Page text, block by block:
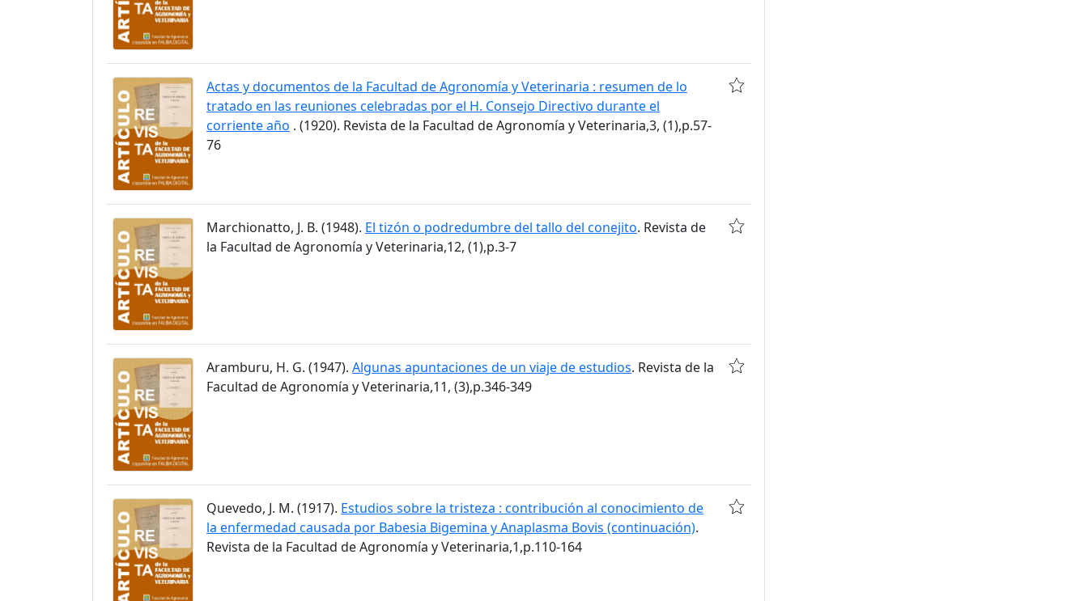
Actas y documentos de la Facultad de Agronomía y Veterinaria : resumen de lo
tratado en las reuniones celebradas por el H. Consejo Directivo durante el
corriente año . (1920). Revista de la Facultad de Agronomía y Veterinaria,3, (1),p.57-
76
Marchionatto, J. B. (1948). El tizón o podredumbre del tallo del conejito. Revista de
la Facultad de Agronomía y Veterinaria,12, (1),p.3-7
Aramburu, H. G. (1947). Algunas apuntaciones de un viaje de estudios. Revista de la
Facultad de Agronomía y Veterinaria,11, (3),p.346-349
Quevedo, J. M. (1917). Estudios sobre la tristeza : contribución al conocimiento de
la enfermedad causada por Babesia Bigemina y Anaplasma Bovis (continuación).
Revista de la Facultad de Agronomía y Veterinaria,1,p.110-164